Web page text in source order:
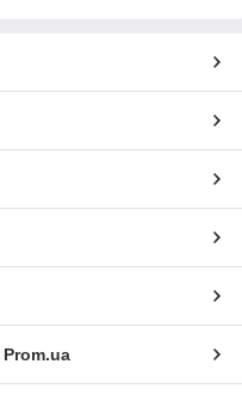
Prom.ua